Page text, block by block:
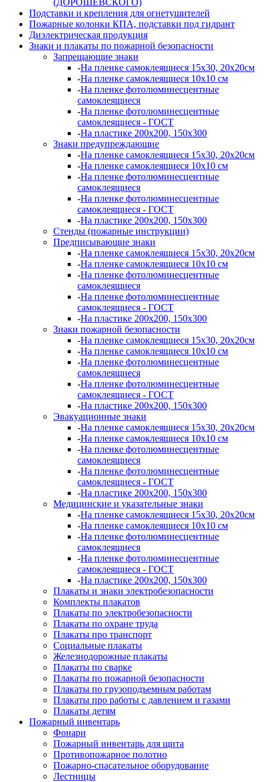
Подставки и крепления для огнетушителей
Пожарные колонки КПА, подставки под гидрант
Диэлектрическая продукция
Знаки и плакаты по пожарной безопасности
Запрещающие знаки
-На пленке самоклеящиеся 15х30, 20х20см
-На пленке самоклеящиеся 10х10 см
-На пленке фотолюминесцентные
самоклеящиеся
-На пленке фотолюминесцентные
самоклеящиеся - ГОСТ
-На пластике 200х200, 150х300
Знаки предупреждающие
-На пленке самоклеящиеся 15х30, 20х20см
-На пленке самоклеящиеся 10х10 см
-На пленке фотолюминесцентные
самоклеящиеся
-На пленке фотолюминесцентные
самоклеящиеся - ГОСТ
-На пластике 200х200, 150х300
Стенды (пожарные инструкции)
Предписывающие знаки
-На пленке самоклеящиеся 15х30, 20х20см
-На пленке самоклеящиеся 10х10 см
-На пленке фотолюминесцентные
самоклеящиеся
-На пленке фотолюминесцентные
самоклеящиеся - ГОСТ
-На пластике 200х200, 150х300
Знаки пожарной безопасности
-На пленке самоклеящиеся 15х30, 20х20см
-На пленке самоклеящиеся 10х10 см
-На пленке фотолюминесцентные
самоклеящиеся
-На пленке фотолюминесцентные
самоклеящиеся - ГОСТ
-На пластике 200х200, 150х300
Эвакуационные знаки
-На пленке самоклеящиеся 15х30, 20х20см
-На пленке самоклеящиеся 10х10 см
-На пленке фотолюминесцентные
самоклеящиеся
-На пленке фотолюминесцентные
самоклеящиеся - ГОСТ
-На пластике 200х200, 150х300
Медицинские и указательные знаки
-На пленке самоклеящиеся 15х30, 20х20см
-На пленке самоклеящиеся 10х10 см
-На пленке фотолюминесцентные
самоклеящиеся
-На пленке фотолюминесцентные
самоклеящиеся - ГОСТ
-На пластике 200х200, 150х300
Плакаты и знаки электробезопасности
Комплекты плакатов
Плакаты по электробезопасности
Плакаты по охране труда
Плакаты про транспорт
Социальные плакаты
Железнодорожные плакаты
Плакаты по сварке
Плакаты по пожарной безопасности
Плакаты по грузоподъемным работам
Плакаты про работы с давлением и газами
Плакаты детям
Пожарный инвентарь
Фонари
Пожарный инвентарь для щита
Противопожарное полотно
Пожарно-спасательное оборудование
Лестницы